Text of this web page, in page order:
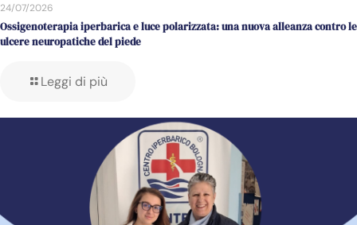
24/07/2026
Ossigenoterapia iperbarica e luce polarizzata: una nuova alleanza contro le
ulcere neuropatiche del piede
Leggi di più